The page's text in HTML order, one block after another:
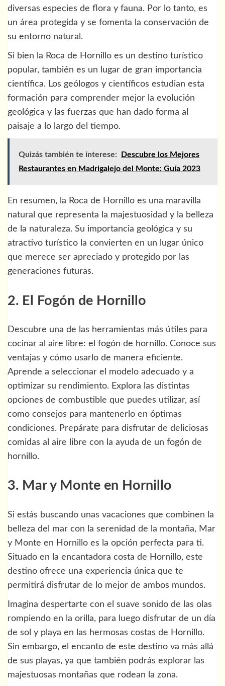
diversas especies de flora y fauna. Por lo tanto, es
un área protegida y se fomenta la conservación de
su entorno natural.
Si bien la Roca de Hornillo es un destino turístico
popular, también es un lugar de gran importancia
científica. Los geólogos y científicos estudian esta
formación para comprender mejor la evolución
geológica y las fuerzas que han dado forma al
paisaje a lo largo del tiempo.
Quizás también te interese:
Descubre los Mejores
Restaurantes en Madrigalejo del Monte: Guía 2023
En resumen, la Roca de Hornillo es una maravilla
natural que representa la majestuosidad y la belleza
de la naturaleza. Su importancia geológica y su
atractivo turístico la convierten en un lugar único
que merece ser apreciado y protegido por las
generaciones futuras.
2. El Fogón de Hornillo
Descubre una de las herramientas más útiles para
cocinar al aire libre: el fogón de hornillo. Conoce sus
ventajas y cómo usarlo de manera eficiente.
Aprende a seleccionar el modelo adecuado y a
optimizar su rendimiento. Explora las distintas
opciones de combustible que puedes utilizar, así
como consejos para mantenerlo en óptimas
condiciones. Prepárate para disfrutar de deliciosas
comidas al aire libre con la ayuda de un fogón de
hornillo.
3. Mar y Monte en Hornillo
Si estás buscando unas vacaciones que combinen la
belleza del mar con la serenidad de la montaña, Mar
y Monte en Hornillo es la opción perfecta para ti.
Situado en la encantadora costa de Hornillo, este
destino ofrece una experiencia única que te
permitirá disfrutar de lo mejor de ambos mundos.
Imagina despertarte con el suave sonido de las olas
rompiendo en la orilla, para luego disfrutar de un día
de sol y playa en las hermosas costas de Hornillo.
Sin embargo, el encanto de este destino va más allá
de sus playas, ya que también podrás explorar las
majestuosas montañas que rodean la zona.